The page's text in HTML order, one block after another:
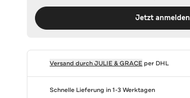
Jetzt anmelden
Versand durchJULIE & GRACE per DHL
Schnelle Lieferung in 1-3 Werktagen